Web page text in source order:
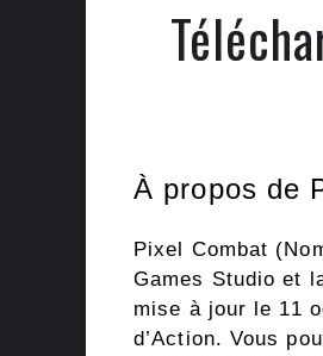
À propos de
Pixel Combat
Games Studio et
mise à jour le 11
d’Action. Vous